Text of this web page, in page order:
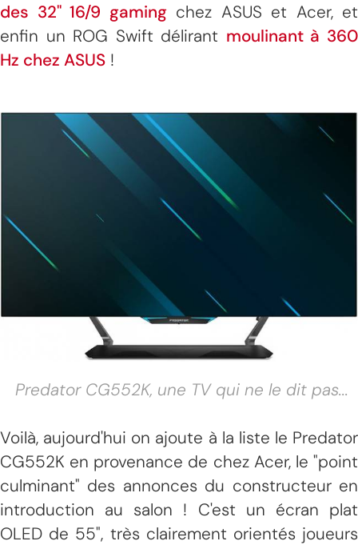
des 32" 16/9 gamingchez ASUS et Acer, et
enfin un ROG Swift délirant moulinant à 360
Hz chez ASUS !
Predator CG552K, une TV qui ne le dit pas...
Voilà, aujourd'hui on ajoute à la liste le Predator
CG552K en provenance de chez Acer, le "point
culminant" des annonces du constructeur en
introduction au salon ! C'est un écran plat
OLED de 55", très clairement orientés joueurs